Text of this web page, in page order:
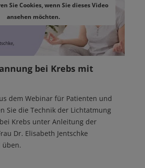
Sie Cookies, wenn Sie dieses Video
ansehen möchten.
bei Krebs mit
dem Webinar für Patienten und
Sie die Technik der Lichtatmung
Krebs unter Anleitung der
Dr. Elisabeth Jentschke
üben.